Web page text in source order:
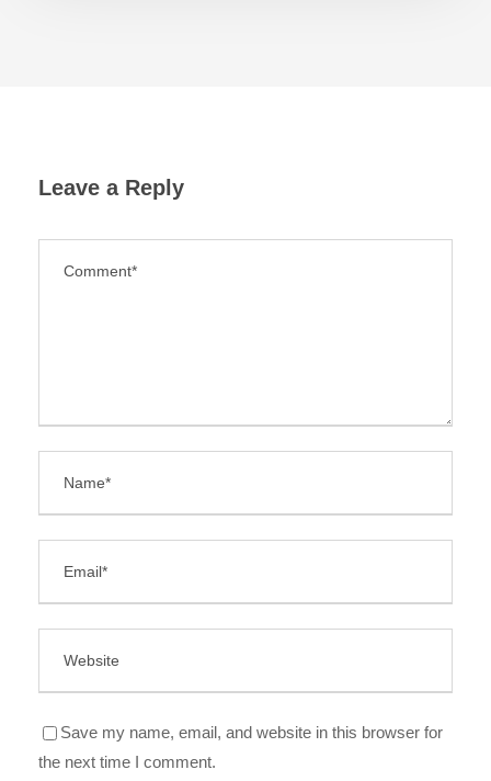
Leave a Reply
Save my name, email, and website in this browser for
the next time I comment.